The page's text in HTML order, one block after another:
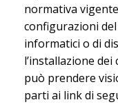
normativa
configurazioni
informatici o di
l’installazione
può prendere
parti ai link di